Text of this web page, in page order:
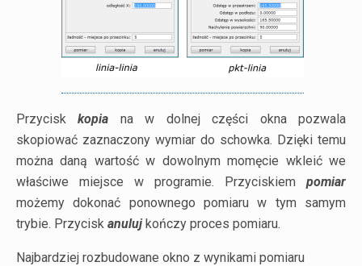
Przyciskkopia na w dolnej części okna pozwala
skopiować zaznaczony wymiar do schowka. Dzięki temu
można daną wartość w dowolnym momęcie wkleić we
właściwe miejsce w programie. Przyciskiem pomiar
możemy dokonać ponownego pomiaru w tym samym
trybie. Przycisk anulujkończy proces pomiaru.
Najbardziej rozbudowane okno z wynikami pomiaru